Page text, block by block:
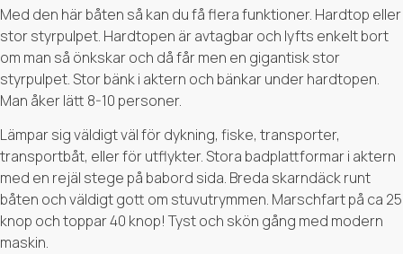
Med den här båten så kan du få flera funktioner. Hardtop eller
stor styrpulpet. Hardtopen är avtagbar och lyfts enkelt bort
om man så önkskar och då får men en gigantisk stor
styrpulpet. Stor bänk i aktern och bänkar under hardtopen.
Man åker lätt 8-10 personer.
Lämpar sig väldigt väl för dykning, fiske, transporter,
transportbåt, eller för utflykter. Stora badplattformar i aktern
med en rejäl stege på babord sida. Breda skarndäck runt
båten och väldigt gott om stuvutrymmen. Marschfart på ca 25
knop och toppar 40 knop! Tyst och skön gång med modern
maskin.